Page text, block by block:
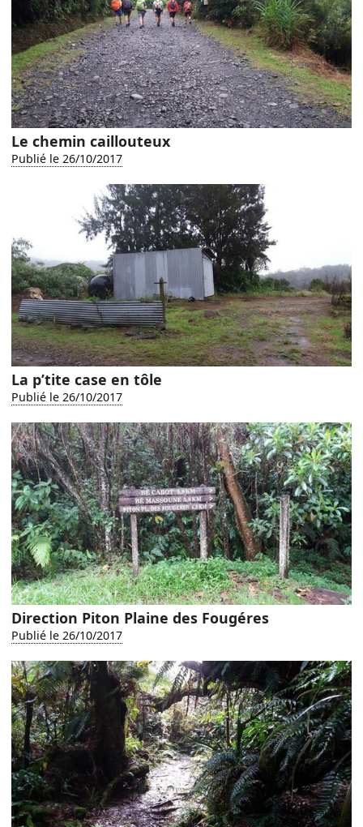
Le chemin caillouteux
Publié le 26/10/2017
La p’tite case en tôle
Publié le 26/10/2017
Direction Piton Plaine des Fougéres
Publié le 26/10/2017